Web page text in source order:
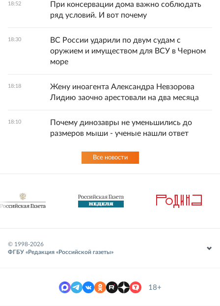
18:52
При консервации дома важно соблюдать
ряд условий. И вот почему
18:30
ВС России ударили по двум судам с
оружием и имуществом для ВСУ в Черном
море
18:18
Жену иноагента Александра Невзорова
Лидию заочно арестовали на два месяца
18:10
Почему динозавры не уменьшились до
размеров мыши - ученые нашли ответ
Все новости
© 1998-2026
ФГБУ «Редакция «Российской газеты»
18+